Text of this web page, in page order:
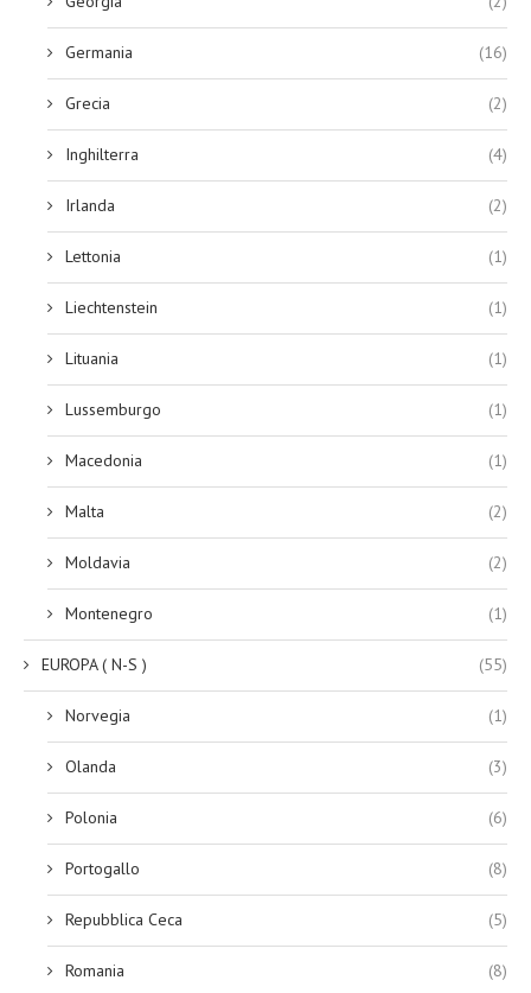
Germania (16)
Grecia (2)
Inghilterra (4)
Irlanda (2)
Lettonia (1)
Liechtenstein (1)
Lituania (1)
Lussemburgo (1)
Macedonia (1)
Malta (2)
Moldavia (2)
Montenegro (1)
EUROPA ( N-S ) (55)
Norvegia (1)
Olanda (3)
Polonia (6)
Portogallo (8)
Repubblica Ceca (5)
Romania (8)